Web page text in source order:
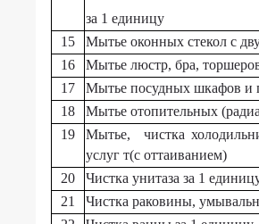
Поддержка
участников
специальной
военной
операции
и
семей
В
МБУ
"КЦСОН"
района
Информация
о
численности
получателей
социальных
услуг
за 1 единицу
15
Мытье оконных стекол с
16
Мытье люстр, бра,
17
Мытье посудных шкафов и
18
Мытье отопительных
19
Мытье, чистка
услуг т(с оттаиванием)
20
Чистка унитаза за 1
21
Чистка раковины,